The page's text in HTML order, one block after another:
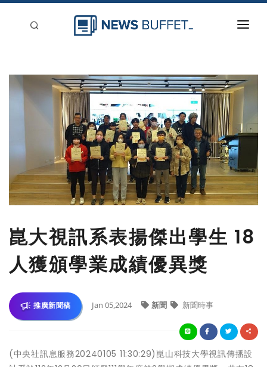
新聞稿分類
崑大視訊系表揚傑出學生 18
人獲頒學業成績優異獎
推廣新聞稿 Jan 05,2024 新聞 新聞時事
(中央社訊息服務20240105 11:30:29)崑山科技大學視訊傳播設